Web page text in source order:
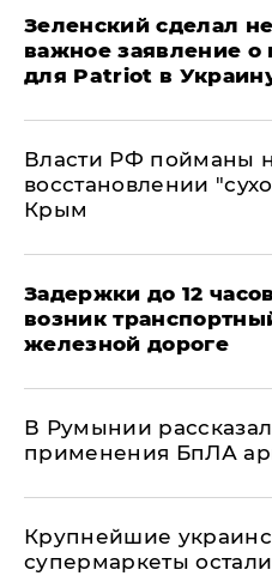
Зеленский сделал
важное заявление о
для Patriot в
Власти РФ пойманы
восстановлении
Крым
Задержки до 12
возник
железной дороге
В Румынии
применения БпЛА
Крупнейшие
супермаркеты